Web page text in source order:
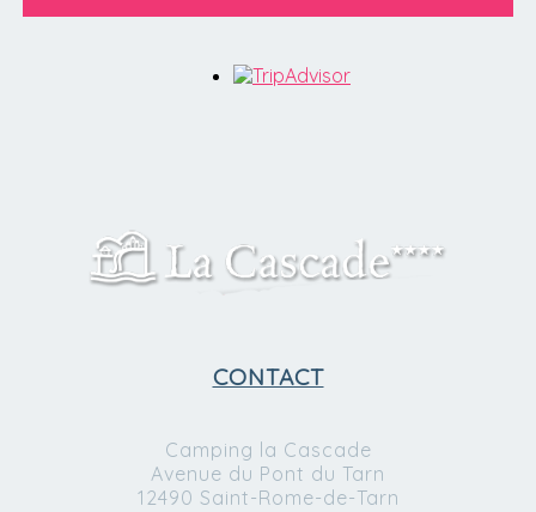
CONTACT
Camping la Cascade
Avenue du Pont du Tarn
12490 Saint-Rome-de-Tarn